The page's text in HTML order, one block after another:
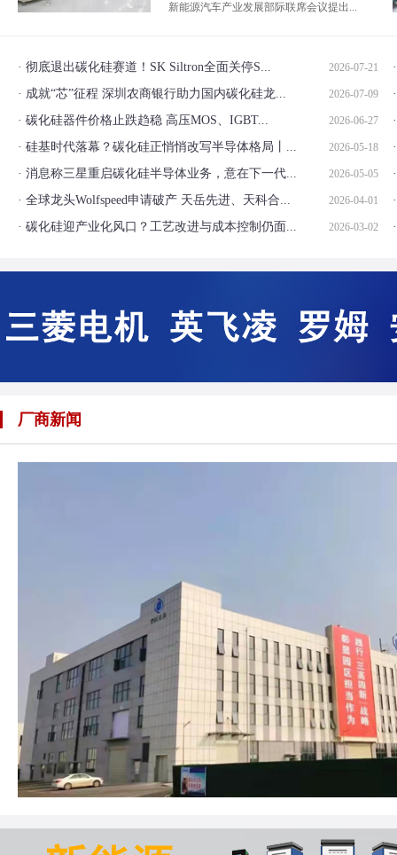
新能源汽车产业发展部际联席会议提出...
· 彻底退出碳化硅赛道！SK Siltron全面关停S... 2026-07-21
· 成就“芯”征程 深圳农商银行助力国内碳化硅龙...
2026-07-09
· 碳化硅器件价格止跌趋稳 高压MOS、IGBT...
2026-06-27
· 硅基时代落幕？碳化硅正悄悄改写半导体格局丨...
2026-05-18
· 消息称三星重启碳化硅半导体业务，意在下一代...
2026-05-05
· 全球龙头Wolfspeed申请破产 天岳先进、天科合...
2026-04-01
· 碳化硅迎产业化风口？工艺改进与成本控制仍面...
2026-03-02
厂商新闻